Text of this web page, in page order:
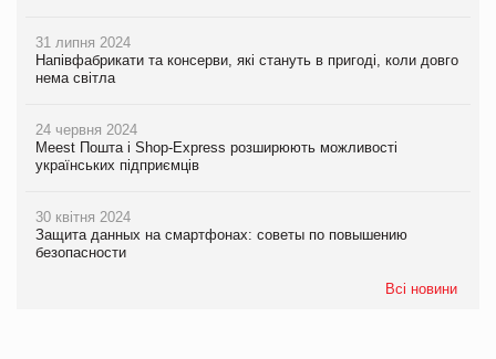
31 липня 2024
Напівфабрикати та консерви, які стануть в пригоді, коли довго
нема світла
24 червня 2024
Meest Пошта і Shop-Express розширюють можливості
українських підприємців
30 квітня 2024
Защита данных на смартфонах: советы по повышению
безопасности
Всі новини